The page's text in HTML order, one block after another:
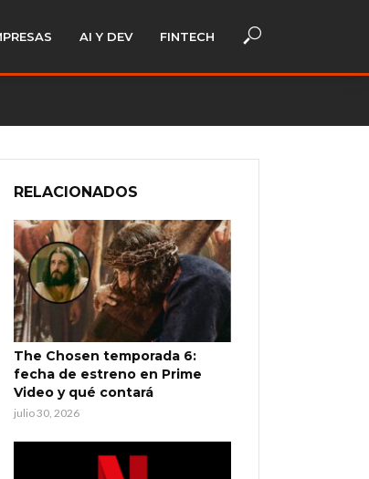
AI Y DEV FINTECH
RELACIONADOS
The Chosen temporada 6:
fecha de estreno en Prime
Video y qué contará
julio 30, 2026